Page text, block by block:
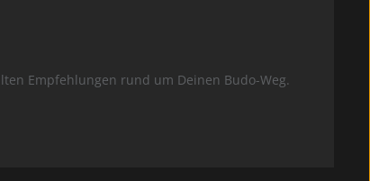
Empfehlungen rund um Deinen Budo-Weg.